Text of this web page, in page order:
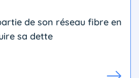
de son réseau fibre en
sa dette